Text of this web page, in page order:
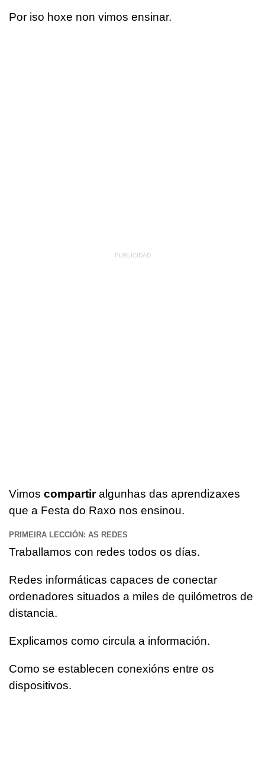
Por iso hoxe non vimos ensinar.
Vimos compartiralgunhas das aprendizaxes
que a Festa do Raxo nos ensinou.
PRIMEIRA LECCIÓN: AS REDES
Traballamos con redes todos os días.
Redes informáticas capaces de conectar
ordenadores situados a miles de quilómetros de
distancia.
Explicamos como circula a información.
Como se establecen conexións entre os
dispositivos.